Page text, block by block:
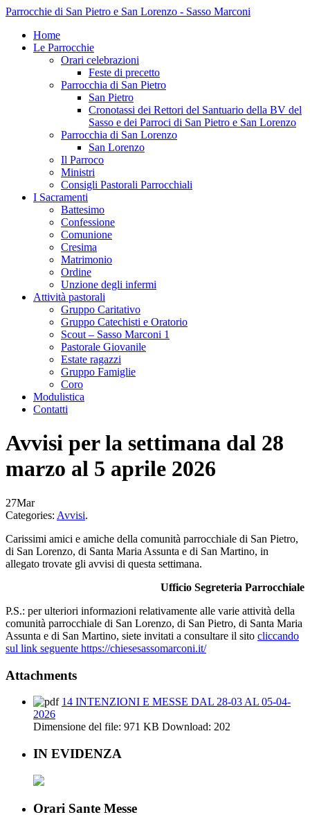
Parrocchie di San Pietro e San Lorenzo - Sasso Marconi
Home
Le Parrocchie
Orari celebrazioni
Feste di precetto
Parrocchia di San Pietro
San Pietro
Cronotassi dei Rettori del Santuario della BV del
Sasso e dei Parroci di San Pietro e San Lorenzo
Parrocchia di San Lorenzo
San Lorenzo
Il Parroco
Ministri
Consigli Pastorali Parrocchiali
I Sacramenti
Battesimo
Confessione
Comunione
Cresima
Matrimonio
Ordine
Unzione degli infermi
Attività pastorali
Gruppo Caritativo
Gruppo Catechisti e Oratorio
Scout – Sasso Marconi 1
Pastorale Giovanile
Estate ragazzi
Gruppo Famiglie
Coro
Modulistica
Contatti
Avvisi per la settimana dal 28
marzo al 5 aprile 2026
27Mar
Categories: Avvisi.
Carissimi amici e amiche della comunità parrocchiale di San Pietro,
di San Lorenzo, di Santa Maria Assunta e di San Martino, in
allegato trovate gli avvisi di questa settimana.
Ufficio Segreteria Parrocchiale
P.S.: per ulteriori informazioni relativamente alle varie attività della
comunità parrocchiale di San Lorenzo, di San Pietro, di Santa Maria
Assunta e di San Martino, siete invitati a consultare il sito cliccando
sul link seguente https://chiesesassomarconi.it/
Attachments
14 INTENZIONI E MESSE DAL 28-03 AL 05-04-
2026
Dimensione del file: 971 KB Download: 202
IN EVIDENZA
Orari Sante Messe